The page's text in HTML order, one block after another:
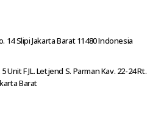
14 Slipi Jakarta Barat 11480 Indonesia
Unit F JL. Letjend S. Parman Kav. 22-24 Rt.
Barat